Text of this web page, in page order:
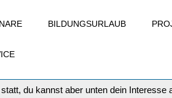
BILDUNGSURLAUB
du kannst aber unten dein Interesse